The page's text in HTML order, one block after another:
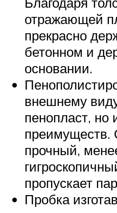
отражающей
прекрасно
бетонном и
основании.
внешнему
пенопласт, но
преимуществ.
прочный,
пропускает
Пробка